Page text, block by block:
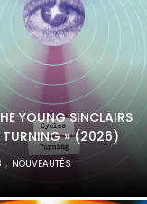
YOUNG SINCLAIRS
TURNING » (2026)
, NOUVEAUTÉS